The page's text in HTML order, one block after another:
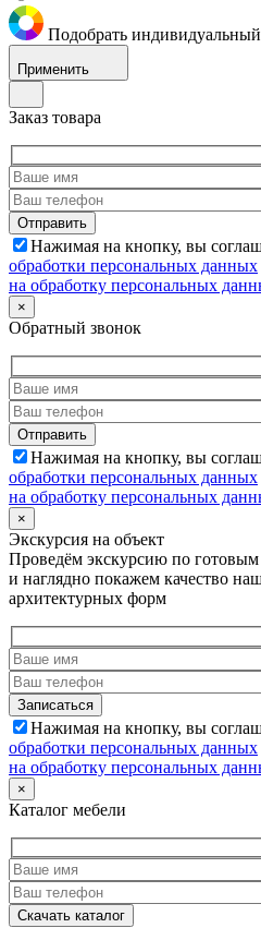
Подобрать
Применить
Заказ товара
Нажимая на кнопку, вы
обработки персональных данных
на обработку персональных
×
Обратный звонок
Нажимая на кнопку, вы
обработки персональных данных
на обработку персональных
×
Экскурсия на объект
Проведём экскурсию по
и наглядно покажем качество
архитектурных форм
Нажимая на кнопку, вы
обработки персональных данных
на обработку персональных
×
Каталог мебели